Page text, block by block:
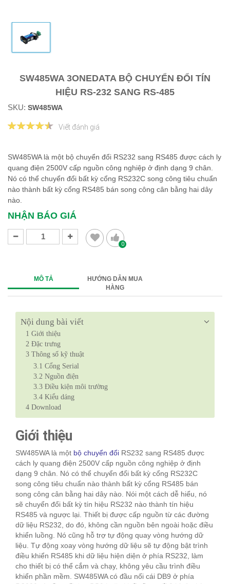
SW485WA 3ONEDATA BỘ CHUYỂN ĐỔI TÍN
HIỆU RS-232 SANG RS-485
SKU: SW485WA
Viết đánh giá
SW485WA là một bộ chuyển đổi RS232 sang RS485 được cách ly
quang điện 2500V cấp nguồn công nghiệp ở định dạng 9 chân.
Nó có thể chuyển đổi bất kỳ cổng RS232C song công tiêu chuẩn
nào thành bất kỳ cổng RS485 bán song công cân bằng hai dây
nào. ​​​​​​
NHẬN BÁO GIÁ
0
MÔ TẢ
HƯỚNG DẪN MUA
HÀNG
Nội dung bài viết
1 Giới thiệu
2 Đặc trưng
3 Thông số kỹ thuật
3.1 Cổng Serial
3.2 Nguồn điện
3.3 Điều kiện môi trường
3.4 Kiểu dáng
4 Download
Giới thiệu
SW485WA là một bộ chuyển đổi RS232 sang RS485 được
cách ly quang điện 2500V cấp nguồn công nghiệp ở định
dạng 9 chân. Nó có thể chuyển đổi bất kỳ cổng RS232C
song công tiêu chuẩn nào thành bất kỳ cổng RS485 bán
song công cân bằng hai dây nào. Nói một cách dễ hiểu, nó
sẽ chuyển đổi bất kỳ tín hiệu RS232 nào thành tín hiệu
RS485 và ngược lại. Thiết bị được cấp nguồn từ các đường
dữ liệu RS232, do đó, không cần nguồn bên ngoài hoặc điều
khiển luồng. Nó cũng hỗ trợ tự động quay vòng hướng dữ
liệu. Tự động xoay vòng hướng dữ liệu sẽ tự động bật trình
điều khiển RS485 khi dữ liệu hiện diện ở phía RS232, làm
cho thiết bị có thể cắm và chạy, không yêu cầu trình điều
khiển phần mềm. SW485WA có đầu nối cái DB9 ở phía